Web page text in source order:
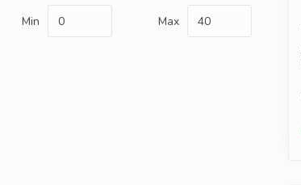
Min Max